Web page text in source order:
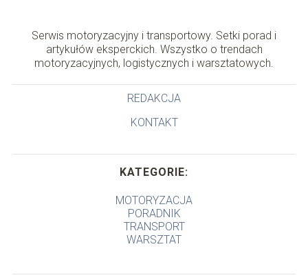
Serwis motoryzacyjny i transportowy. Setki porad i
artykułów eksperckich. Wszystko o trendach
motoryzacyjnych, logistycznych i warsztatowych.
REDAKCJA
KONTAKT
KATEGORIE:
MOTORYZACJA
PORADNIK
TRANSPORT
WARSZTAT